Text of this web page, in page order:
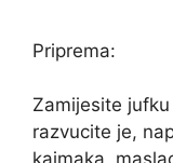
Priprema:
Zamijesite
razvucite je,